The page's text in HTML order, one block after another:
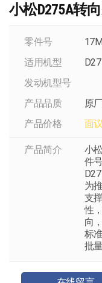
小松D275A转
零件号
适用机型
发动机型号
产品品质
原
产品价格
面议
产品简介
小
件
为
支
性
向
标
批